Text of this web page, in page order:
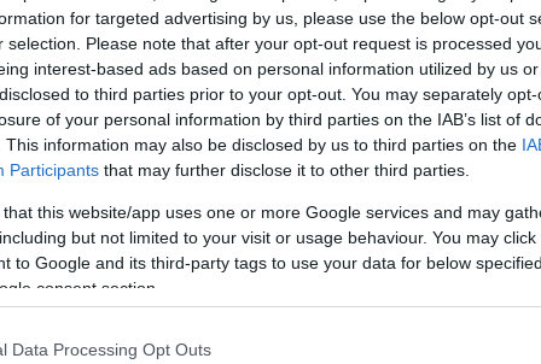
for targeted advertising by us, please use the below opt-out
selection. Please note that after your opt-out request is processed
interest-based ads based on personal information utilized by us
to third parties prior to your opt-out. You may separately
of your personal information by third parties on the IAB’s list of
This information may also be disclosed by us to third parties on the
Participants that may further disclose it to other third parties.
that this website/app uses one or more Google services and may
but not limited to your visit or usage behaviour. You may
to Google and its third-party tags to use your data for below
consent section.
Data Processing Opt Outs
lasciare nell’armadio due paia di pantaloni,
un cappotto, una maglia, due paia di
il guardaroba perfetto si crea un
scelte molto soggettive che dipendono in
Detto questo, scopriamo come si
perfetto.
come si costruisce